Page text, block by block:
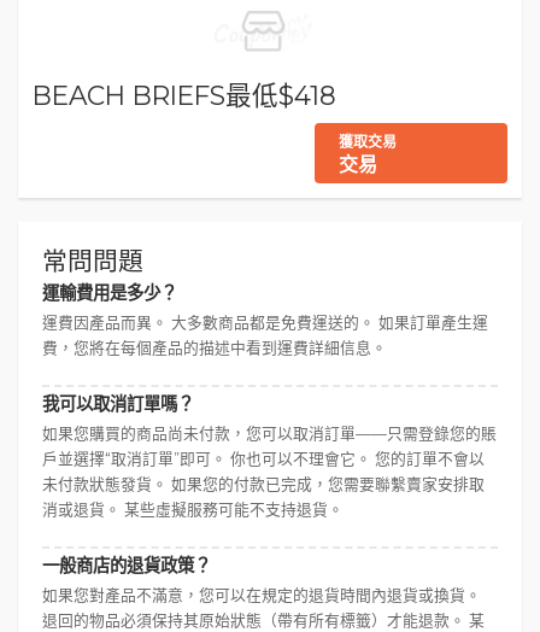
BEACH BRIEFS最低$418
獲取交易
交易
常問問題
運輸費用是多少？
運費因產品而異。 大多數商品都是免費運送的。 如果訂單產生運
費，您將在每個產品的描述中看到運費詳細信息。
我可以取消訂單嗎？
如果您購買的商品尚未付款，您可以取消訂單——只需登錄您的賬
戶並選擇“取消訂單”即可。 你也可以不理會它。 您的訂單不會以
未付款狀態發貨。 如果您的付款已完成，您需要聯繫賣家安排取
消或退貨。 某些虛擬服務可能不支持退貨。
一般商店的退貨政策？
如果您對產品不滿意，您可以在規定的退貨時間內退貨或換貨。
退回的物品必須保持其原始狀態（帶有所有標籤）才能退款。 某